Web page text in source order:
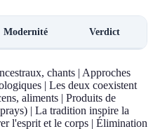
Modernité Verdict
chants | Approches
| Les deux coexistent
aliments | Produits de
| La tradition inspire la
l'esprit et le corps | Élimination